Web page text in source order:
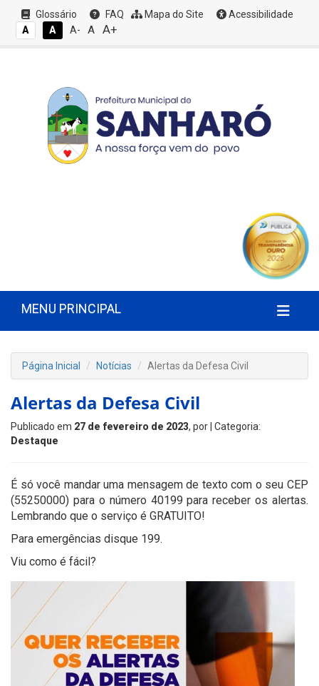
Glossário FAQ Mapa do Site
Acessibilidade
A
A A- A A+
MENU PRINCIPAL
Página Inicial Notícias Alertas da Defesa Civil
Alertas da Defesa Civil
Publicado em 27 de fevereiro de 2023, por | Categoria:
Destaque
É só você mandar uma mensagem de texto com o seu CEP
(55250000) para o número 40199 para receber os alertas.
Lembrando que o serviço é GRATUITO!
Para emergências disque 199.
Viu como é fácil?